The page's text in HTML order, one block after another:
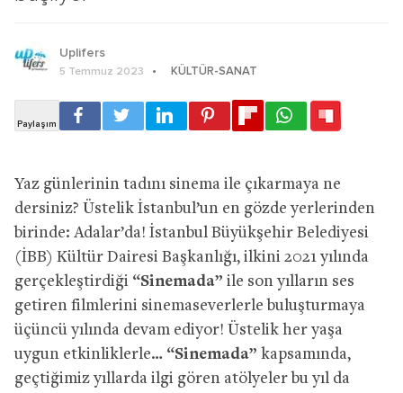
Uplifers
5 Temmuz 2023 KÜLTÜR-SANAT
Yaz günlerinin tadını sinema ile çıkarmaya ne
dersiniz? Üstelik İstanbul’un en gözde yerlerinden
birinde: Adalar’da! İstanbul Büyükşehir Belediyesi
(İBB) Kültür Dairesi Başkanlığı, ilkini 2021 yılında
gerçekleştirdiği “Sinemada” ile son yılların ses
getiren filmlerini sinemaseverlerle buluşturmaya
üçüncü yılında devam ediyor! Üstelik her yaşa
uygun etkinliklerle… “Sinemada” kapsamında,
geçtiğimiz yıllarda ilgi gören atölyeler bu yıl da